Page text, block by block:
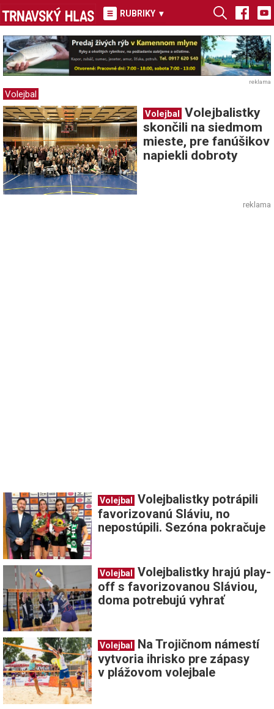
RUBRIKY ▾
reklama
Volejbal
Volejbal Volejbalistky
skončili na siedmom
mieste, pre fanúšikov
napiekli dobroty
reklama
Volejbal
Volejbalistky potrápili
favorizovanú Sláviu, no
nepostúpili. Sezóna pokračuje
Volejbal Volejbalistky hrajú play-
off s favorizovanou Sláviou,
doma potrebujú vyhrať
Volejbal
Na Trojičnom námestí
vytvoria ihrisko pre zápasy
v plážovom volejbale